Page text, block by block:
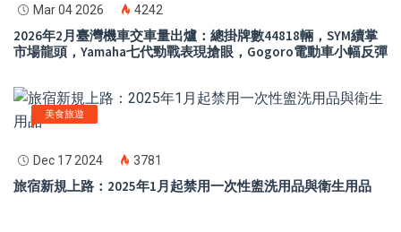
Mar 04 2026 4242
2026年2月臺灣機車交車量出爐：總掛牌數44818輛，SYM續掌
市場龍頭，Yamaha七代勁戰表現搶眼，Gogoro電動車小幅反彈
美食旅遊
Dec 17 2024 3781
旅宿新規上路：2025年1月起禁用一次性盥洗用品與衛生用品